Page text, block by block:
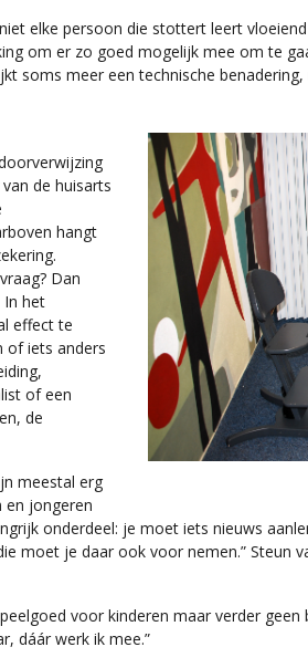
elke persoon die stottert leert
om er zo goed mogelijk mee om te
soms meer een technische
de huisarts
hangt
Dan
In het
effect te
of iets anders
of een
de
meestal erg
en jongeren
onderdeel: je moet iets nieuws
moet je daar ook voor nemen.” Steun
voor kinderen maar verder geen
dáár werk ik mee.”